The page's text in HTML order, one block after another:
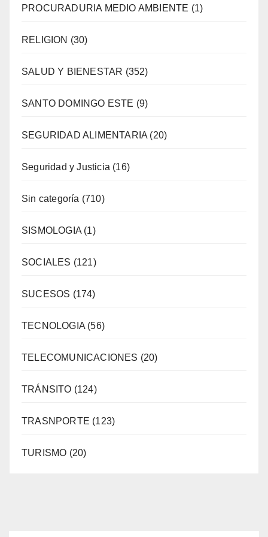
PROCURADURIA MEDIO AMBIENTE (1)
RELIGION (30)
SALUD Y BIENESTAR (352)
SANTO DOMINGO ESTE (9)
SEGURIDAD ALIMENTARIA (20)
Seguridad y Justicia (16)
Sin categoría (710)
SISMOLOGIA (1)
SOCIALES (121)
SUCESOS (174)
TECNOLOGIA (56)
TELECOMUNICACIONES (20)
TRÁNSITO (124)
TRASNPORTE (123)
TURISMO (20)